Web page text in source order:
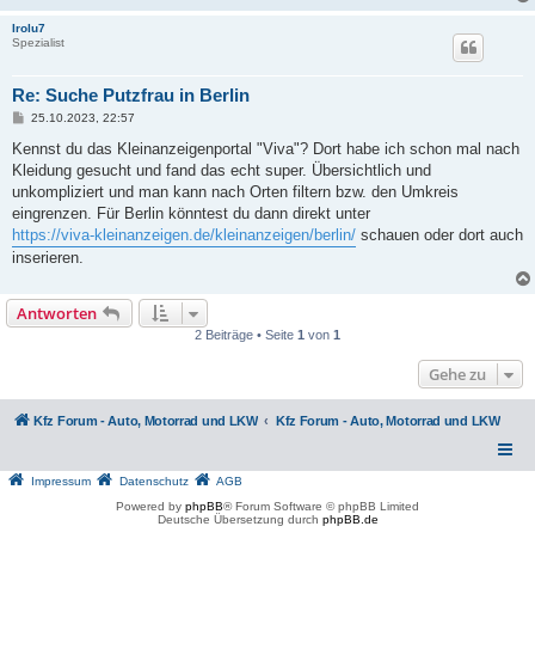
Irolu7
Spezialist
Re: Suche Putzfrau in Berlin
B
i
r
a
25.10.2023, 22:57
Kennst du das Kleinanzeigenportal "Viva"? Dort habe ich schon mal nach
Kleidung gesucht und fand das echt super. Übersichtlich und
unkompliziert und man kann nach Orten filtern bzw. den Umkreis
eingrenzen. Für Berlin könntest du dann direkt unter
https://viva-kleinanzeigen.de/kleinanzeigen/berlin/ schauen oder dort auch
inserieren.
Antworten
2 Beiträge • Seite 1 von 1
Gehe zu
Kfz Forum - Auto, Motorrad und LKW Kfz Forum - Auto, Motorrad und LKW
Impressum Datenschutz
AGB
Powered by phpBB® Forum Software © phpBB Limited
Deutsche Übersetzung durch phpBB.de